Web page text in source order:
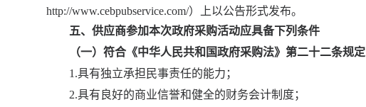
http://www.cebpubservice.com/）
上以公告形式发布。
五、供应商参加本次政府采购活动应具备下列条件
（一）符合《中华人民共和国政府采购法》第二十二条规定
1.具有独立承担民事责任的能力；
2.具有良好的商业信誉和健全的财务会计制度；